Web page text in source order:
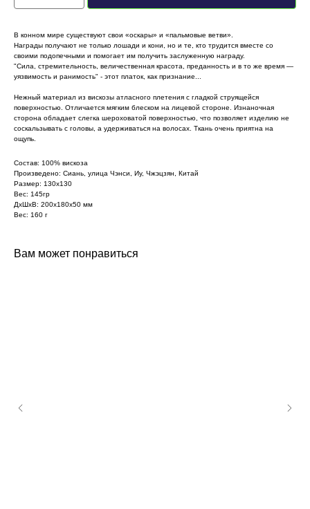
В конном мире существуют свои «оскары» и «пальмовые ветви».
Награды получают не только лошади и кони, но и те, кто трудится вместе со
своими подопечными и помогает им получить заслуженную награду.
"Сила, стремительность, величественная красота, преданность и в то же время —
уязвимость и ранимость" - этот платок, как признание...
Нежный материал из вискозы атласного плетения с гладкой струящейся
поверхностью. Отличается мягким блеском на лицевой стороне. Изнаночная
сторона обладает слегка шероховатой поверхностью, что позволяет изделию не
соскальзывать с головы, а удерживаться на волосах. Ткань очень приятна на
ощупь.
Состав: 100% вискоза
Произведено: Сиань, улица Чэнси, Иу, Чжэцзян, Китай
Размер: 130х130
Вес: 145гр
ДxШxВ: 200x180x50 мм
Вес: 160 г
Вам может понравиться